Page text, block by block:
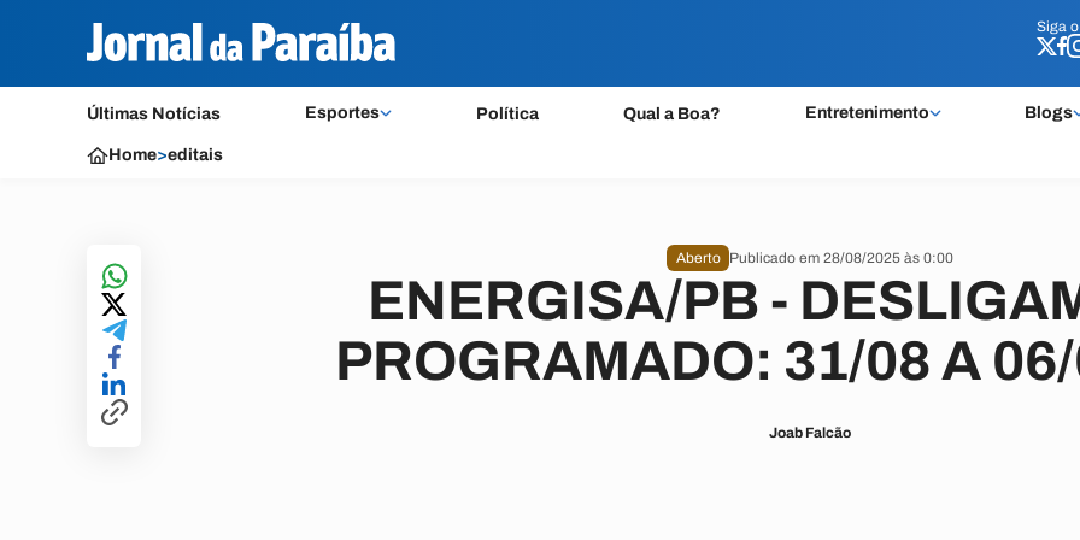
Siga o
Últimas Notícias Esportes Política Qual a Boa? Entretenimento Blogs
Siga o
Home>editais
Aberto Publicado em 28/08/2025 às 0:00
ENERGISA/PB -
PROGRAMADO: 31/08 A
Joab Falcão